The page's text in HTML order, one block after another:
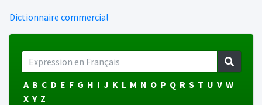
Dictionnaire commercial
A B C D E F G H I J K L M N O P Q R S T U V W
X Y Z